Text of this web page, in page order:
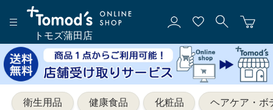
トモズ蒲田店
衛生用品 健康食品 化粧品 ヘアケア・ボ